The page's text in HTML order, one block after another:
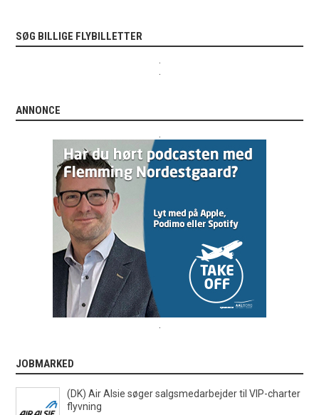
SØG BILLIGE FLYBILLETTER
ANNONCE
JOBMARKED
(DK) Air Alsie søger salgsmedarbejder til VIP-charter
flyvning